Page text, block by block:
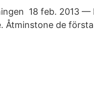
18 feb. 2013 —
Åtminstone de